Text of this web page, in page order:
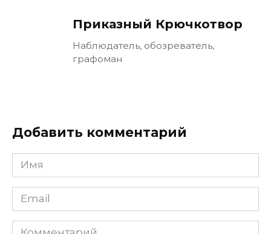
Приказный Крючкотвор
Наблюдатель, обозреватель,
графоман
Добавить комментарий
Имя
Email
Комментарий